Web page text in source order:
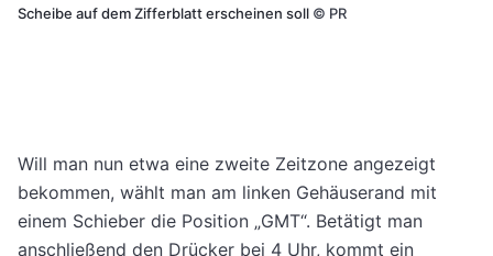
Scheibe auf dem Zifferblatt erscheinen soll © PR
Will man nun etwa eine zweite Zeitzone angezeigt
bekommen, wählt man am linken Gehäuserand mit
einem Schieber die Position „GMT“. Betätigt man
anschließend den Drücker bei 4 Uhr, kommt ein